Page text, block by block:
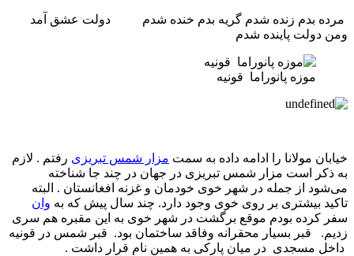
مرده بدم زنده شدم گریه بدم خنده شدم دولت عشق آمد
ومن دولت پاینده شدم
موزه پانوراما قونیه
خیابان مولانا را ادامه داده به سمت مزار شمس تبریزی رفتم . لازم
به ذکر است مزار شمس تبریزی در جهان در چند جا شناخته
می‌شود از جمله در شهر خوی خودمان و غزنه افغانستان . البته
تاکید بیشتری بر روی خوی وجود دارد. چند سال پیش که به وان
سفر کرده بودم موقع برگشت در شهر خوی به این مقبره هم سری
زدیم. قبر بسیار محقرانه وفاقد ساختمان بود. قبر شمس در قونیه
داخل مسجدی در میان پارکی به همین نام قرار داشت .